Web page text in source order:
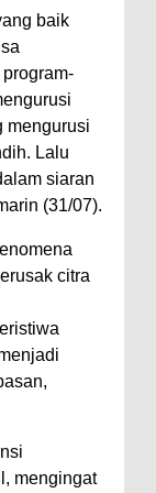
baik
mengurusi
Lalu
siaran
(31/07).
citra
mengingat